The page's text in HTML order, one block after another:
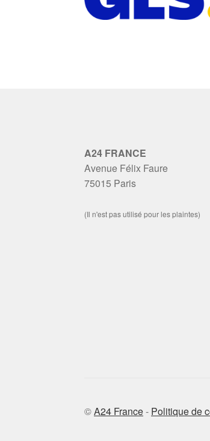
A24 FRANCE
Avenue Félix Faure
75015 Paris
(Il n'est pas utilisé pour les plaintes)
©A24 France- Politique de